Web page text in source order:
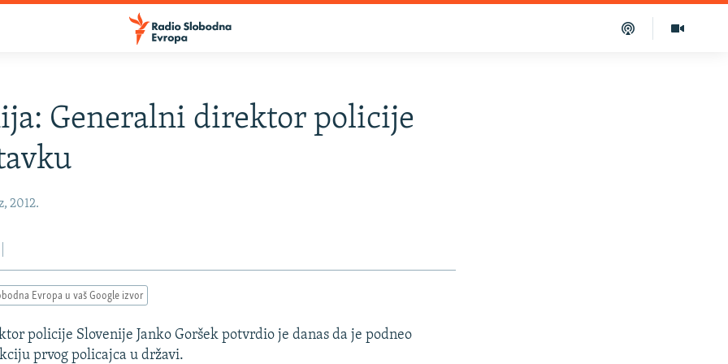
Generalni direktor policije
2012.
Evropa u vaš Google izvor
policije Slovenije Janko Goršek potvrdio je danas da je podneo
prvog policajca u državi.